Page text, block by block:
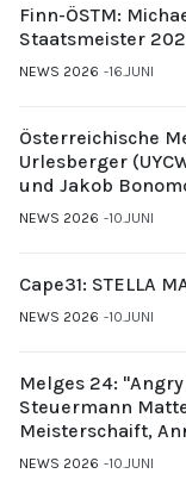
Finn-ÖSTM:
Staatsmeister
NEWS 2026 16.JUNI
Österreichische
Urlesberger
und Jakob
Gubi (UYCMo)
NEWS 2026 10.JUNI
Cape31: STELLA
NEWS 2026 10.JUNI
Melges 24:
Steuermann
Meisterschaift,
NEWS 2026 10.JUNI